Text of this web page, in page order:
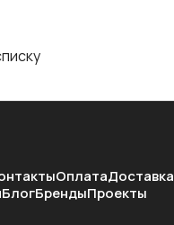
ОплатаДоставка
БлогБрендыПроекты